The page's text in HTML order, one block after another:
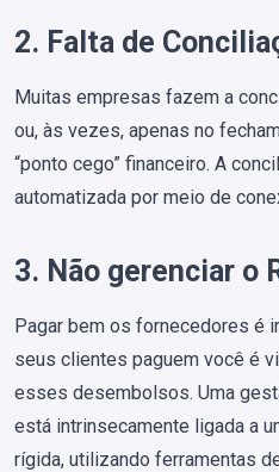
2. Falta de
Muitas empresas fazem a
ou, às vezes, apenas no
“ponto cego” financeiro. A
automatizada por meio de
3. Não gerenciar o
Pagar bem os fornecedores é
seus clientes paguem você é
esses desembolsos. Uma
está intrinsecamente ligada a
rígida, utilizando ferramentas